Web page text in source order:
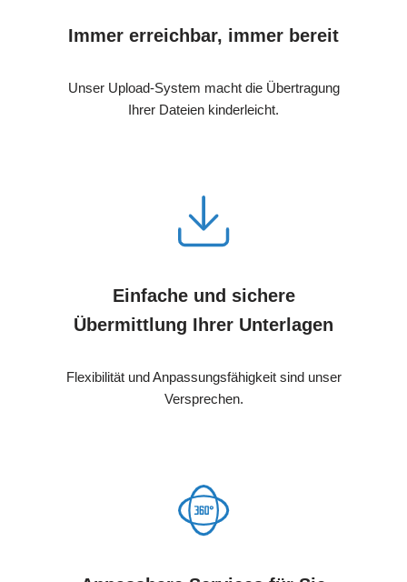
Immer erreichbar, immer bereit
Unser Upload-System macht die Übertragung
Ihrer Dateien kinderleicht.
Einfache und sichere
Übermittlung Ihrer Unterlagen
Flexibilität und Anpassungsfähigkeit sind unser
Versprechen.